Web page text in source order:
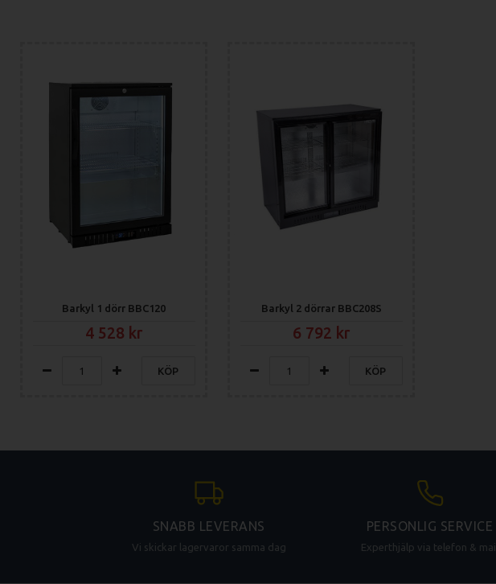
Barkyl 1 dörr BBC120
4 528
KÖP
Barkyl 2 dörrar BBC208S
6 792
KÖP
SNABB LEVERANS
Vi skickar lagervaror samma dag
PERSONLIG SERVICE
Experthjälp via telefon & mail